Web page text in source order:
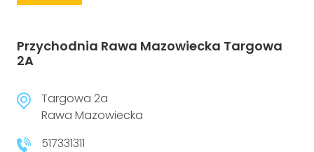
Przychodnia Rawa Mazowiecka Targowa
2A
Targowa 2a
Rawa Mazowiecka
517331311